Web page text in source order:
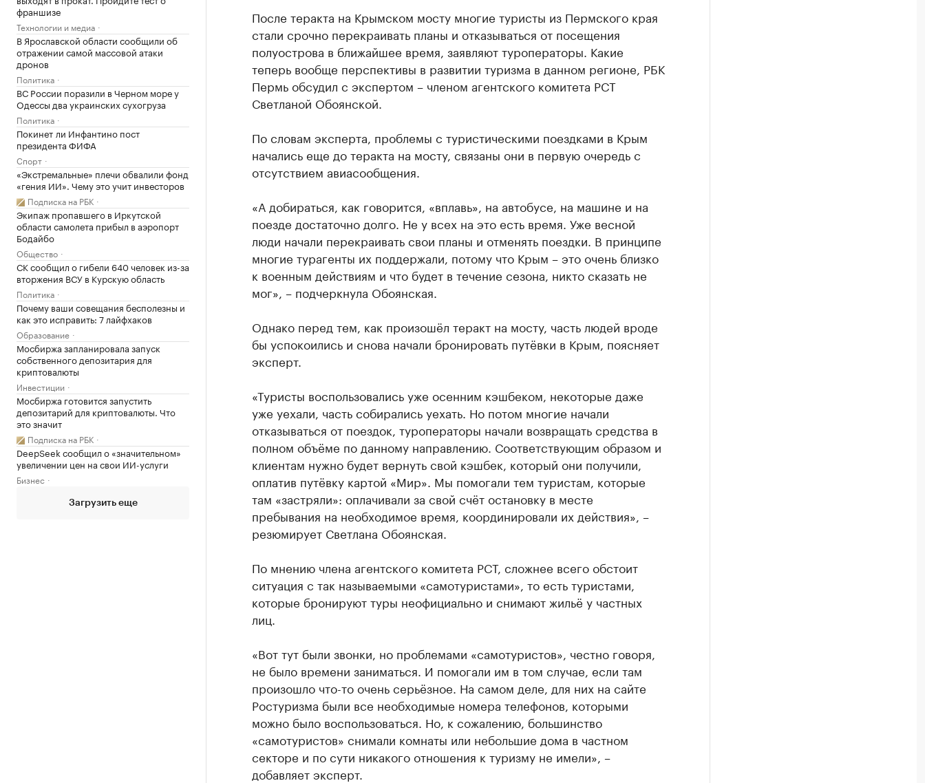
франшизе
Технологии и медиа
В Ярославской области сообщили об
отражении самой массовой атаки
дронов
Политика
ВС России поразили в Черном море у
Одессы два украинских сухогруза
Политика
Покинет ли Инфантино пост
президента ФИФА
Спорт
«Экстремальные» плечи обвалили фонд
«гения ИИ». Чему это учит инвесторов
Подписка на РБК
Экипаж пропавшего в Иркутской
области самолета прибыл в аэропорт
Бодайбо
Общество
СК сообщил о гибели 640 человек из-за
вторжения ВСУ в Курскую область
Политика
Почему ваши совещания бесполезны и
как это исправить: 7 лайфхаков
Образование
Мосбиржа запланировала запуск
собственного депозитария для
криптовалюты
Инвестиции
Мосбиржа готовится запустить
депозитарий для криптовалюты. Что
это значит
Подписка на РБК
DeepSeek сообщил о «значительном»
увеличении цен на свои ИИ-услуги
Бизнес
Загрузить еще
После теракта на Крымском мосту многие туристы из Пермского края
стали срочно перекраивать планы и отказываться от посещения
полуострова в ближайшее время, заявляют туроператоры. Какие
теперь вообще перспективы в развитии туризма в данном регионе, РБК
Пермь обсудил с экспертом – членом агентского комитета РСТ
Светланой Обоянской.
По словам эксперта, проблемы с туристическими поездками в Крым
начались еще до теракта на мосту, связаны они в первую очередь с
отсутствием авиасообщения.
«А добираться, как говорится, «вплавь», на автобусе, на машине и на
поезде достаточно долго. Не у всех на это есть время. Уже весной
люди начали перекраивать свои планы и отменять поездки. В принципе
многие турагенты их поддержали, потому что Крым – это очень близко
к военным действиям и что будет в течение сезона, никто сказать не
мог», – подчеркнула Обоянская.
Однако перед тем, как произошёл теракт на мосту, часть людей вроде
бы успокоились и снова начали бронировать путёвки в Крым, поясняет
эксперт.
«Туристы воспользовались уже осенним кэшбеком, некоторые даже
уже уехали, часть собирались уехать. Но потом многие начали
отказываться от поездок, туроператоры начали возвращать средства в
полном объёме по данному направлению. Соответствующим образом и
клиентам нужно будет вернуть свой кэшбек, который они получили,
оплатив путёвку картой «Мир». Мы помогали тем туристам, которые
там «застряли»: оплачивали за свой счёт остановку в месте
пребывания на необходимое время, координировали их действия», –
резюмирует Светлана Обоянская.
По мнению члена агентского комитета РСТ, сложнее всего обстоит
ситуация с так называемыми «самотуристами», то есть туристами,
которые бронируют туры неофициально и снимают жильё у частных
лиц.
«Вот тут были звонки, но проблемами «самотуристов», честно говоря,
не было времени заниматься. И помогали им в том случае, если там
произошло что-то очень серьёзное. На самом деле, для них на сайте
Ростуризма были все необходимые номера телефонов, которыми
можно было воспользоваться. Но, к сожалению, большинство
«самотуристов» снимали комнаты или небольшие дома в частном
секторе и по сути никакого отношения к туризму не имели», –
добавляет эксперт.